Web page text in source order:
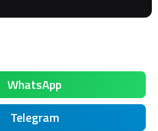
WhatsApp
Telegram